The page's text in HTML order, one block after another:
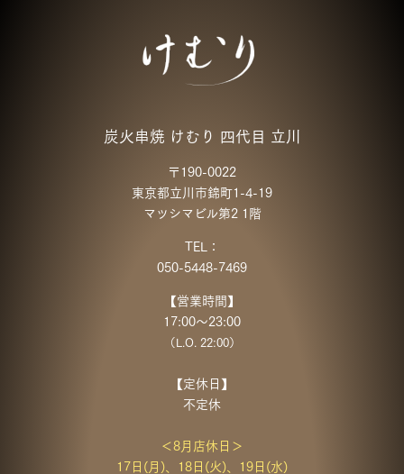
炭火串焼 けむり 四代目 立川
〒190-0022
東京都立川市錦町1-4-19
マツシマビル第2 1階
TEL：
050-5448-7469
【営業時間】
17:00～23:00
（L.O. 22:00）
【定休日】
不定休
＜8月店休日＞
17日(月)、18日(火)、19日(水)